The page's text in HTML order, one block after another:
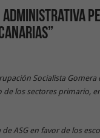
administrativa
Socialista Gomera
los sectores primario,
ASG en favor de los